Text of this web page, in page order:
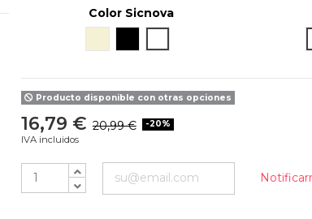
Color Sicnova
Producto disponible con otras opciones
16,79 € 20,99 € -20%
IVA incluidos